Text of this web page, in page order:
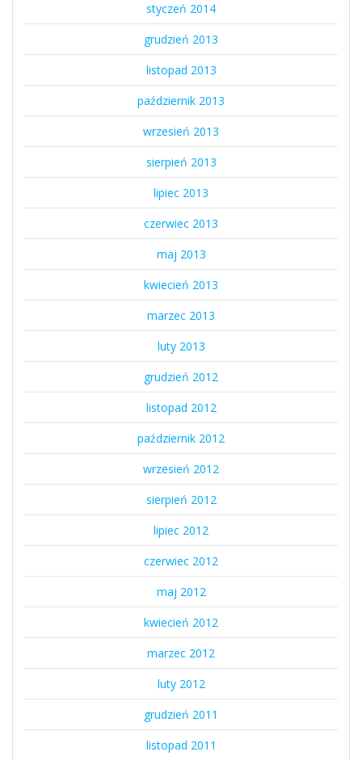
styczeń 2014
grudzień 2013
listopad 2013
październik 2013
wrzesień 2013
sierpień 2013
lipiec 2013
czerwiec 2013
maj 2013
kwiecień 2013
marzec 2013
luty 2013
grudzień 2012
listopad 2012
październik 2012
wrzesień 2012
sierpień 2012
lipiec 2012
czerwiec 2012
maj 2012
kwiecień 2012
marzec 2012
luty 2012
grudzień 2011
listopad 2011